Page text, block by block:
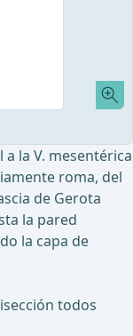
la V. mesentérica
roma, del
de Gerota
la pared
la capa de
todos